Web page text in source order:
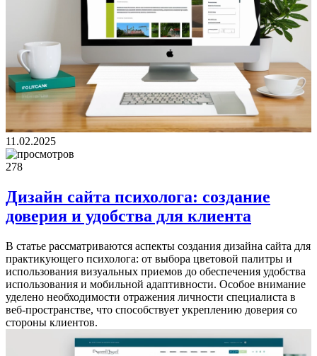
11.02.2025
278
Дизайн сайта психолога: создание
доверия и удобства для клиента
В статье рассматриваются аспекты создания дизайна сайта для
практикующего психолога: от выбора цветовой палитры и
использования визуальных приемов до обеспечения удобства
использования и мобильной адаптивности. Особое внимание
уделено необходимости отражения личности специалиста в
веб-пространстве, что способствует укреплению доверия со
стороны клиентов.